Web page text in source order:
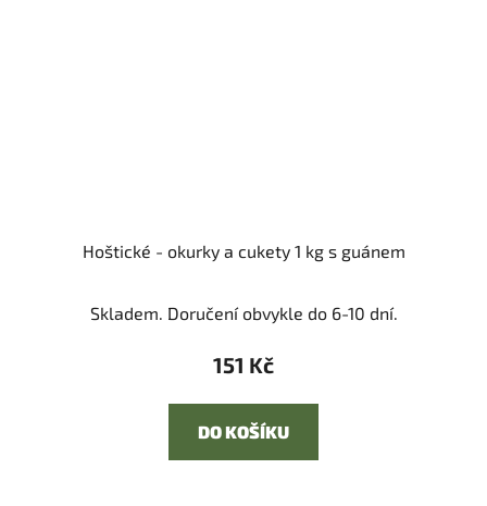
Hoštické - okurky a cukety 1 kg s guánem
Skladem. Doručení obvykle do 6-10 dní.
151 Kč
DO KOŠÍKU